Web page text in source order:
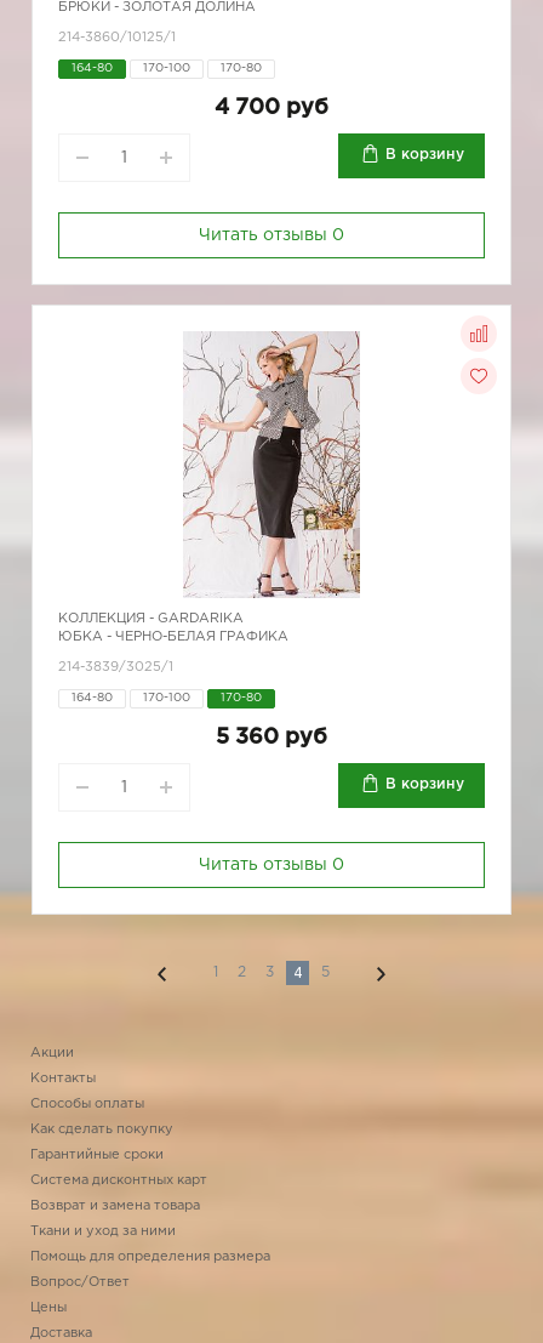
БРЮКИ - ЗОЛОТАЯ ДОЛИНА
214-3860/10125/1
164-80 170-100 170-80
4 700 руб
В корзину
Читать отзывы 0
КОЛЛЕКЦИЯ - GARDARIKA
ЮБКА - ЧЕРНО-БЕЛАЯ ГРАФИКА
214-3839/3025/1
164-80 170-100 170-80
5 360 руб
В корзину
Читать отзывы 0
1 2 3 4 5
Акции
Контакты
Способы оплаты
Как сделать покупку
Гарантийные сроки
Система дисконтных карт
Возврат и замена товара
Ткани и уход за ними
Помощь для определения размера
Вопрос/Ответ
Цены
Доставка